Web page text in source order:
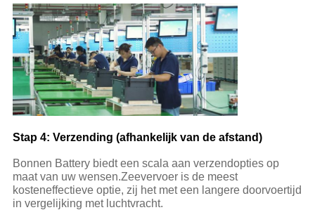
Stap 4: Verzending (afhankelijk van de afstand)
Bonnen Battery biedt een scala aan verzendopties op
maat van uw wensen.Zeevervoer is de meest
kosteneffectieve optie, zij het met een langere doorvoertijd
in vergelijking met luchtvracht.